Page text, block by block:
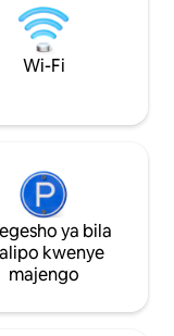
Wi-Fi
ya bila
kwenye
majengo